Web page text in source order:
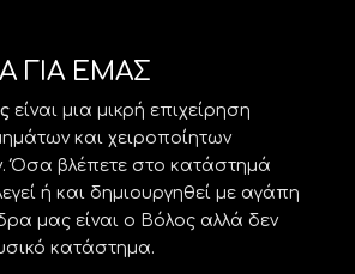
ΓΙΑ ΕΜΑΣ
είναι μια μικρή επιχείρηση
και χειροποίητων
Όσα βλέπετε στο κατάστημά
ή και δημιουργηθεί με αγάπη
μας είναι ο Βόλος αλλά δεν
κατάστημα.